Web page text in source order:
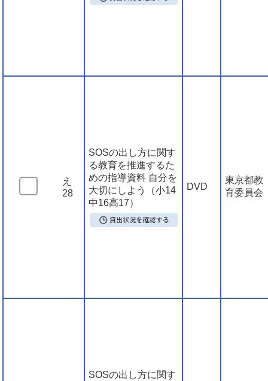
え
28
SOSの出し方に関す
る教育を推進するた
めの指導資料 自分を
大切にしよう（小14
中16高17）
DVD
東京都教
育委員会
SOSの出し方に関す